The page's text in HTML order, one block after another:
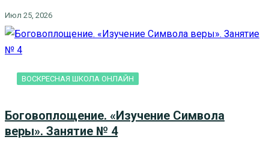
Июл 25, 2026
ВОСКРЕСНАЯ ШКОЛА ОНЛАЙН
Боговоплощение. «Изучение Символа
веры». Занятие № 4